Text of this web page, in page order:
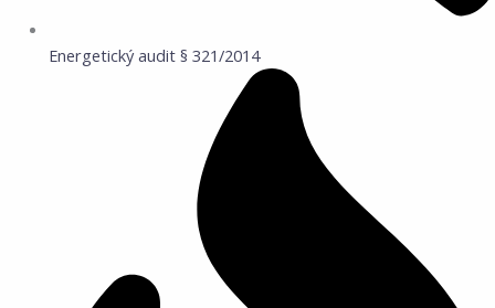
Energetický audit § 321/2014